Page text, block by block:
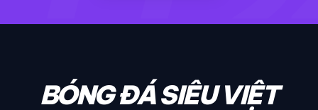
BÓNG ĐÁ SIÊU VIỆT